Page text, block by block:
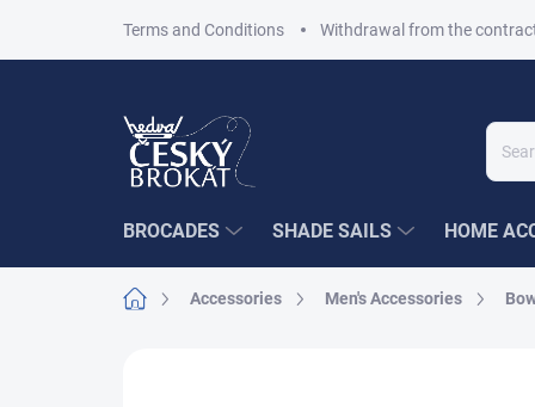
Terms and Conditions Withdrawal from the
BROCADES SHADE SAILS HOME
Home Accessories Men's Accessories